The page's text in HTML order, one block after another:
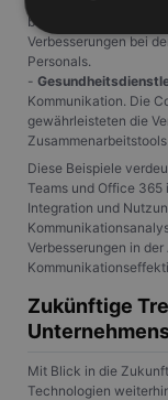
beim reibungslosen
Verbesserungen bei
Personals.
-
Kommunikation. Die
gewährleisteten die
Diese Beispiele
Teams und Office
Integration und
Verbesserungen in
Zukünftige
Mit Blick in die
Technologien
Unbedingt
wesentliche
Ohne die
Website
Name
PHPSESSID